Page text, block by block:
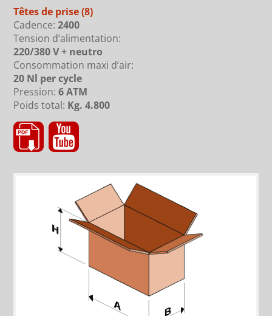
Têtes de prise(8)
Cadence:2400
Tension d’alimentation:
220/380 V + neutro
Consommation maxi d’air:
20 Nl per cycle
Pression:6 ATM
Poids total: Kg. 4.800